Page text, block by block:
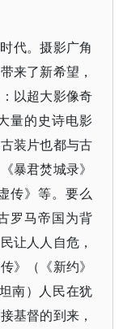
代。摄影广角
来了新希望，
以超大影像奇
量的史诗电影
装片也都与古
暴君焚城录》
传》等。要么
罗马帝国为背
让人人自危，
》（《新约》
南）人民在犹
基督的到来，